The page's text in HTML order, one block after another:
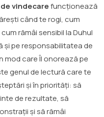
vindecarefuncționează
când te rogi, cum
rămâi sensibil la Duhul
și pe responsabilitatea de
mod care Îl onorează pe
genul de lectură care te
și în priorități: să
de rezultate, să
și să rămâi